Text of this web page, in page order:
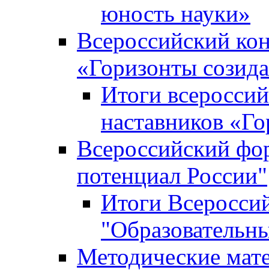
юность науки»
Всероссийский
«Горизонты
Итоги
наставников
Всероссийский
потенциал России"
Итоги
Методические